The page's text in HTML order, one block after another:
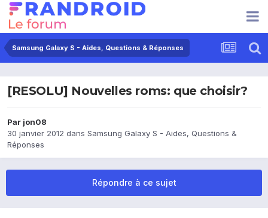
Samsung Galaxy S - Aides, Questions & Réponses
[RESOLU] Nouvelles roms: que choisir?
Par jon08
30 janvier 2012 dans Samsung Galaxy S - Aides, Questions &
Réponses
Répondre à ce sujet